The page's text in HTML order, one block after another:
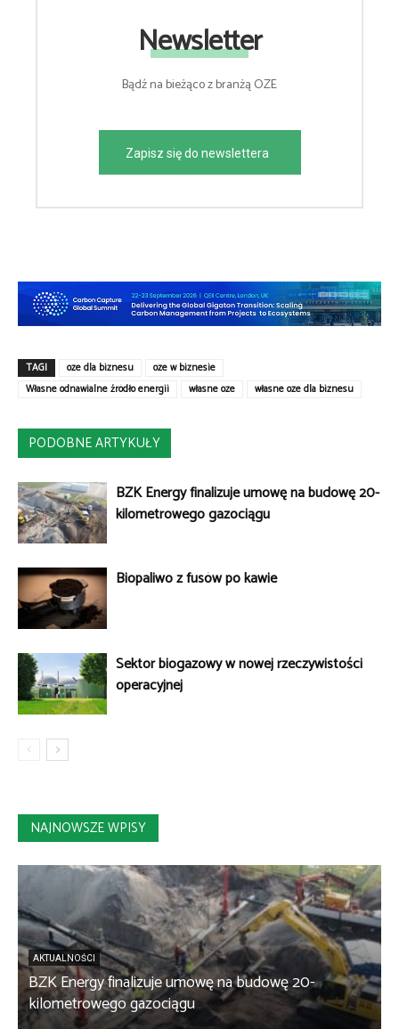
Newsletter
Bądź na bieżąco z branżą OZE
Zapisz się do newslettera
TAGI oze dla biznesu
oze w biznesie
Własne odnawialne źródło energii
własne oze własne oze dla biznesu
PODOBNE ARTYKUŁY
BZK Energy finalizuje umowę na budowę 20-
kilometrowego gazociągu
Biopaliwo z fusów po kawie
Sektor biogazowy w nowej rzeczywistości
operacyjnej
NAJNOWSZE WPISY
AKTUALNOŚCI
BZK Energy finalizuje umowę na budowę 20-
kilometrowego gazociągu